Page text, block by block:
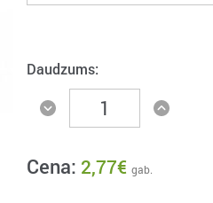
Daudzums:
Cena: 2,77€ gab.